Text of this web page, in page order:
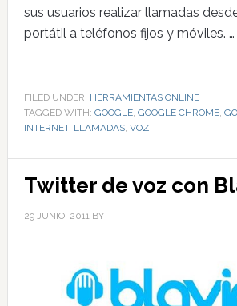
sus usuarios realizar llamadas
portátil a teléfonos fijos y móviles. …
FILED UNDER: HERRAMIENTAS ONLINE
TAGGED WITH: GOOGLE, GOOGLE CHROME,
INTERNET, LLAMADAS, VOZ
Twitter de voz con
29 JUNIO, 2011BY